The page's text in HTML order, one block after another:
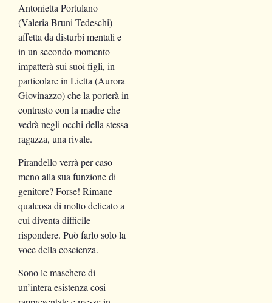
Antonietta Portulano
(Valeria Bruni Tedeschi)
affetta da disturbi mentali e
in un secondo momento
impatterà sui suoi figli, in
particolare in Lietta (Aurora
Giovinazzo) che la porterà in
contrasto con la madre che
vedrà negli occhi della stessa
ragazza, una rivale.
Pirandello verrà per caso
meno alla sua funzione di
genitore? Forse! Rimane
qualcosa di molto delicato a
cui diventa difficile
rispondere. Può farlo solo la
voce della coscienza.
Sono le maschere di
un’intera esistenza cosi